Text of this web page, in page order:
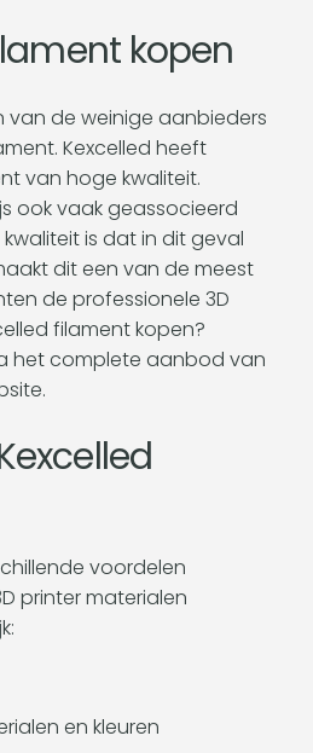
kopen
van de weinige aanbieders
Kexcelled heeft
van hoge kwaliteit.
ook vaak geassocieerd
is dat in dit geval
dit een van de meest
de professionele 3D
filament kopen?
het complete aanbod van
voordelen
printer materialen
en kleuren